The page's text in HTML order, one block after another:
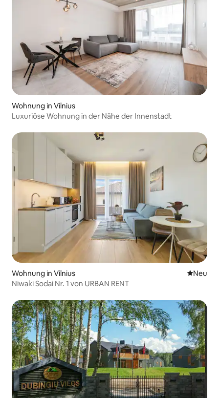
Wohnung in Vilnius
Luxuriöse Wohnung in der Nähe der Innenstadt
Wohnung in Vilnius Neue
Neu
Niwaki Sodai Nr. 1 von URBAN RENT